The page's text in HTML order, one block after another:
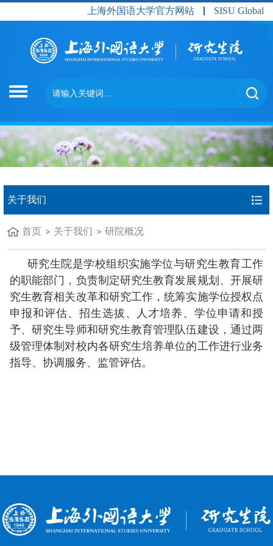
上海外国语大学官方网站 SISU Global
关于我们
首页 关于我们 研院概况
研究生院是学校组织实施学位与研究生教育工作
的职能部门，负责制定研究生教育发展规划、开展研
究生教育相关改革和研究工作，统筹实施学位授权点
申报和评估、招生选拔、人才培养、学位申请和授
予、研究生导师和研究生教育管理队伍建设，通过两
级管理体制对校内各研究生培养单位的工作进行业务
指导、协调服务、监管评估。